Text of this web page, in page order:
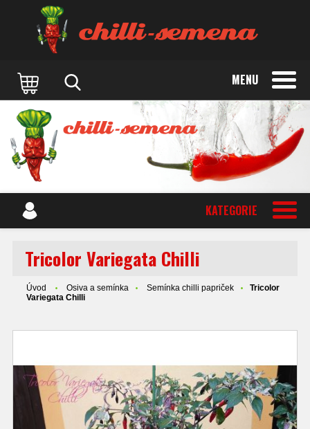
MENU
KATEGORIE
Tricolor Variegata Chilli
Úvod Osiva a semínka Semínka chilli papriček
Tricolor
Variegata Chilli